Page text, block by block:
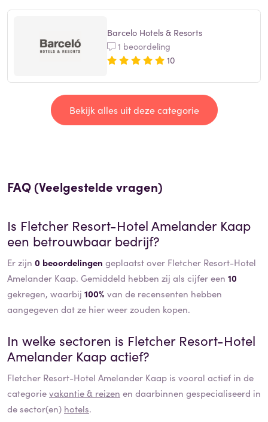
Barcelo Hotels & Resorts
1 beoordeling
10
Bekijk alles uit deze categorie
FAQ (Veelgestelde vragen)
Is Fletcher Resort-Hotel Amelander Kaap
een betrouwbaar bedrijf?
Er zijn 0 beoordelingen geplaatst over Fletcher Resort-Hotel
Amelander Kaap. Gemiddeld hebben zij als cijfer een 10
gekregen, waarbij 100% van de recensenten hebben
aangegeven dat ze hier weer zouden kopen.
In welke sectoren is Fletcher Resort-Hotel
Amelander Kaap actief?
Fletcher Resort-Hotel Amelander Kaap is vooral actief in de
categorievakantie & reizen en daarbinnen gespecialiseerd in
de sector(en) hotels.